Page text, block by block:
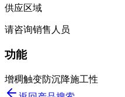
供应区域
请咨询销售人员
功能
增稠触变防沉降施工性